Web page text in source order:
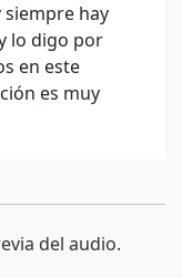
siempre hay
lo digo por
en este
es muy